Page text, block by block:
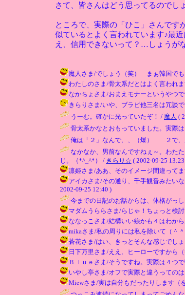
さて、皆さんはどう思ってるのでし
ところで、実際の「ひこ」さんです
似ているとよく言われています♪最
え、信用できないって？…しょうが
魔人さま/でしょう（笑） まぁ韓国でも
わたしのさま/骨太系だとはよく言われ
なかちょさま/おまえモナーというやつ
きらりさま/いや、ブラピ他三名は冗談
うーむ。確かに光っていたぞ！ / 魔人 (
骨太系かなとおもっていました。実際
俺は「２」なんで、、（爆） ２で、
なかなか、男前なんですねぇ～。わた
じ。（*^_^*） / きらり☆ ( 2002-09-25
凛姫さま/ああ、そのイメージ間違って
アイカさま/その通り、千手観音みたい
2002-09-25 12:40 )
今までの日記のお話からは、体格がっ
マダムうららさま/らじゃ！ちょっと検
ななっこさま/結構いい線かも４はわか
mikaさま/私の周りには私を除いて（＾
蒼花さま/はい、きっとそんな感じでし
日下万里さま/ええ、ヒーローですから
Ｂｌｕｅさま/そうですね。実際は４つ
いやし亭さま/オフで実際と違うっての
Miewさま/実は自分もだったりします（